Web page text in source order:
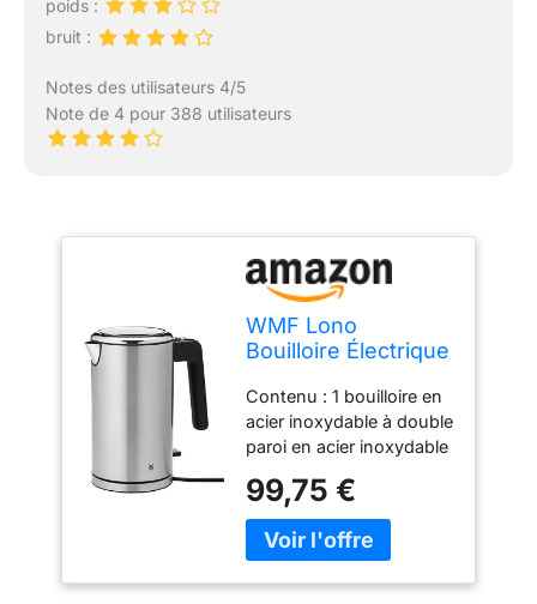
poids :
bruit :
Notes des utilisateurs 4/5
Note de 4 pour 388 utilisateurs
WMF Lono
Bouilloire Électrique
Double Paroi
Manipulation sans
Brûlure Grâce à son
Isolation Thermique
WMF Safety Touch
Inox Cromargan
Design 2400 W
0413210011
Contenu : 1 bouilloire en
acier inoxydable à double
paroi en acier inoxydable
23,4 x 14,2 cm, volume
min. 0,5 à 1,3 litre, 2400
W, longueur de câble 1
99,75 €